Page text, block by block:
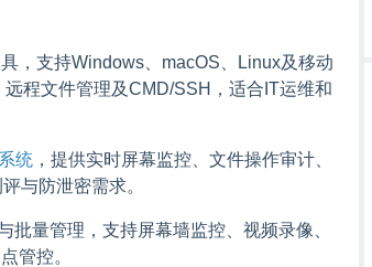
，支持Windows、macOS、Linux及移动
程文件管理及CMD/SSH，适合IT运维和
统 ，提供实时屏幕监控、文件操作审计、
与防泄密需求。
批量管理，支持屏幕墙监控、视频录像、
管控。